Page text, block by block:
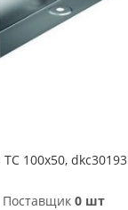
100х50, dkc30193
Поставщик 0 шт